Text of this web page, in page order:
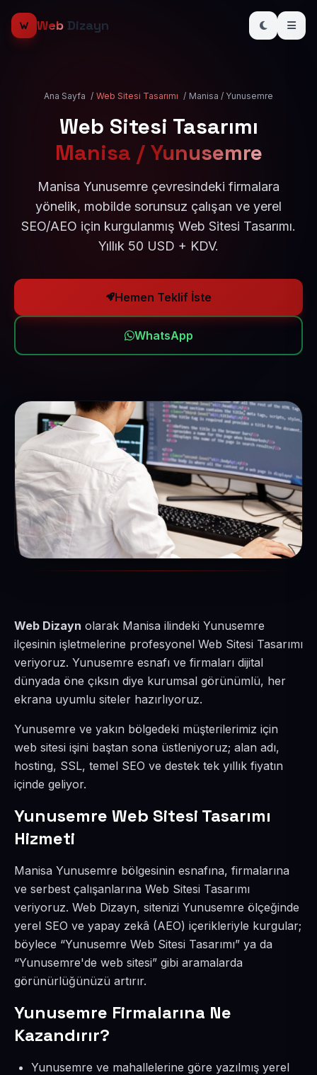
Web Dizayn
Ana Sayfa / Web Sitesi Tasarımı / Manisa / Yunusemre
Web Sitesi Tasarımı
Manisa / Yunusemre
Manisa Yunusemre çevresindeki firmalara
yönelik, mobilde sorunsuz çalışan ve yerel
SEO/AEO için kurgulanmış Web Sitesi Tasarımı.
Yıllık 50 USD + KDV.
Hemen Teklif İste
WhatsApp
Web Dizayn olarak Manisa ilindeki Yunusemre
ilçesinin işletmelerine profesyonel Web Sitesi Tasarımı
veriyoruz. Yunusemre esnafı ve firmaları dijital
dünyada öne çıksın diye kurumsal görünümlü, her
ekrana uyumlu siteler hazırlıyoruz.
Yunusemre ve yakın bölgedeki müşterilerimiz için
web sitesi işini baştan sona üstleniyoruz; alan adı,
hosting, SSL, temel SEO ve destek tek yıllık fiyatın
içinde geliyor.
Yunusemre Web Sitesi Tasarımı
Hizmeti
Manisa Yunusemre bölgesinin esnafına, firmalarına
ve serbest çalışanlarına Web Sitesi Tasarımı
veriyoruz. Web Dizayn, sitenizi Yunusemre ölçeğinde
yerel SEO ve yapay zekâ (AEO) içerikleriyle kurgular;
böylece “Yunusemre Web Sitesi Tasarımı” ya da
“Yunusemre'de web sitesi” gibi aramalarda
görünürlüğünüzü artırır.
Yunusemre Firmalarına Ne
Kazandırır?
Yunusemre ve mahallelerine göre yazılmış yerel